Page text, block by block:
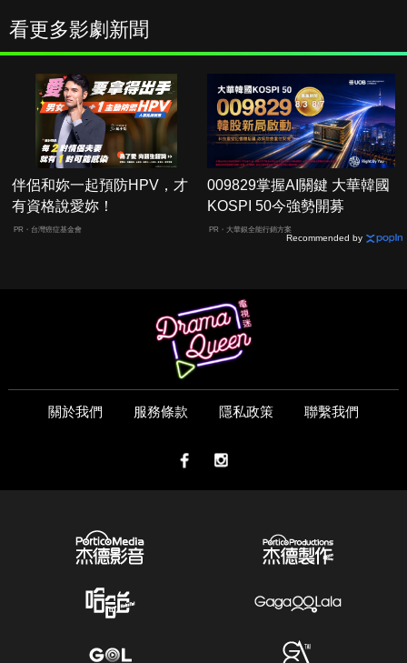
看更多影劇新聞
伴侶和妳一起預防HPV，才
有資格說愛妳！
PR・台灣癌症基金會
009829掌握AI關鍵 大華韓國
KOSPI 50今強勢開募
PR・大華銀全能行銷方案
Recommended by
關於我們 服務條款 隱私政策 聯繫我們